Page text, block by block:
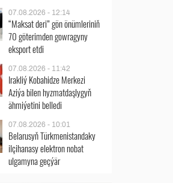
07.08.2026 - 12:14
“Maksat deri” gön önümleriniň
70 göterimden gowragyny
eksport etdi
07.08.2026 - 11:42
Irakliý Kobahidze Merkezi
Aziýa bilen hyzmatdaşlygyň
ähmiýetini belledi
07.08.2026 - 10:01
Belarusyň Türkmenistandaky
ilçihanasy elektron nobat
ulgamyna geçýär